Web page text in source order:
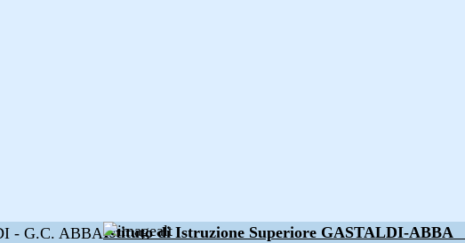
Istituto di Istruzione Superiore GASTALDI-ABBA